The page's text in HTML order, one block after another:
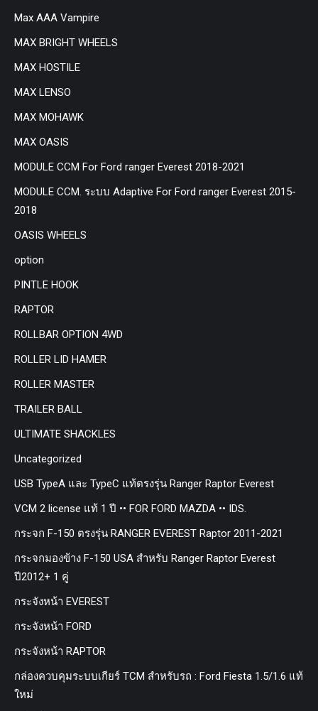
Max AAA Vampire
MAX BRIGHT WHEELS
MAX HOSTILE
MAX LENSO
MAX MOHAWK
MAX OASIS
MODULE CCM For Ford ranger Everest 2018-2021
MODULE CCM. ระบบ Adaptive For Ford ranger Everest 2015-
2018
OASIS WHEELS
option
PINTLE HOOK
RAPTOR
ROLLBAR OPTION 4WD
ROLLER LID HAMER
ROLLER MASTER
TRAILER BALL
ULTIMATE SHACKLES
Uncategorized
USB TypeA และ TypeC แท้ตรงรุ่น Ranger Raptor Everest
VCM 2 license แท้ 1 ปี •• FOR FORD MAZDA •• IDS.
กระจก F-150 ตรงรุ่น RANGER EVEREST Raptor 2011-2021
กระจกมองข้าง F-150 USA สำหรับ Ranger Raptor Everest
ปี2012+ 1 คู่
กระจังหน้า EVEREST
กระจังหน้า FORD
กระจังหน้า RAPTOR
กล่องควบคุมระบบเกียร์ TCM สำหรับรถ : Ford Fiesta 1.5/1.6 แท้
ใหม่